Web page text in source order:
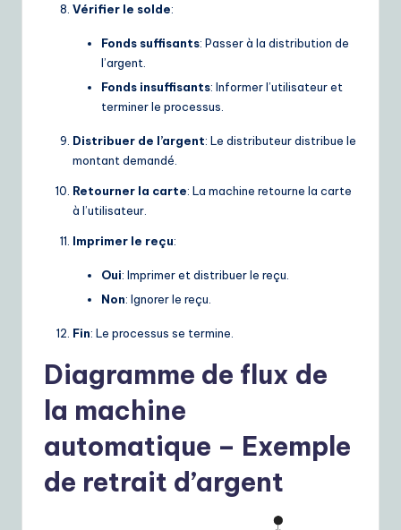
Vérifier le solde:
Fonds suffisants: Passer à la distribution de
l’argent.
Fonds insuffisants: Informer l’utilisateur et
terminer le processus.
Distribuer de l’argent: Le distributeur distribue le
montant demandé.
Retourner la carte: La machine retourne la carte
à l’utilisateur.
Imprimer le reçu:
Oui: Imprimer et distribuer le reçu.
Non: Ignorer le reçu.
Fin: Le processus se termine.
Diagramme de flux de
la machine
automatique – Exemple
de retrait d’argent